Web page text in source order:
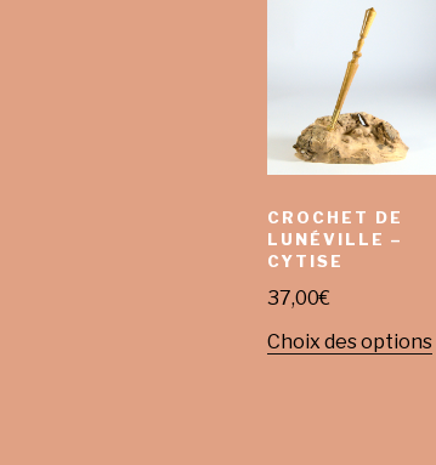
CROCHET DE
LUNÉVILLE –
CYTISE
37,00€
Choix des options